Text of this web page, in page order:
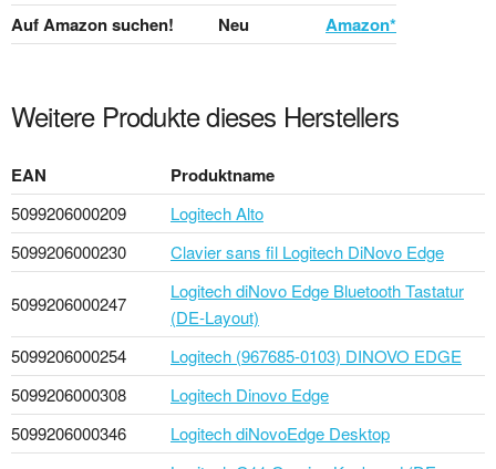
Auf Amazon suchen!
Neu Amazon*
Weitere Produkte dieses Herstellers
EAN Produktname
5099206000209
Logitech Alto
5099206000230
Clavier sans fil Logitech DiNovo Edge
5099206000247
Logitech diNovo Edge Bluetooth Tastatur
(DE-Layout)
5099206000254
Logitech (967685-0103) DINOVO EDGE
5099206000308
Logitech Dinovo Edge
5099206000346
Logitech diNovoEdge Desktop